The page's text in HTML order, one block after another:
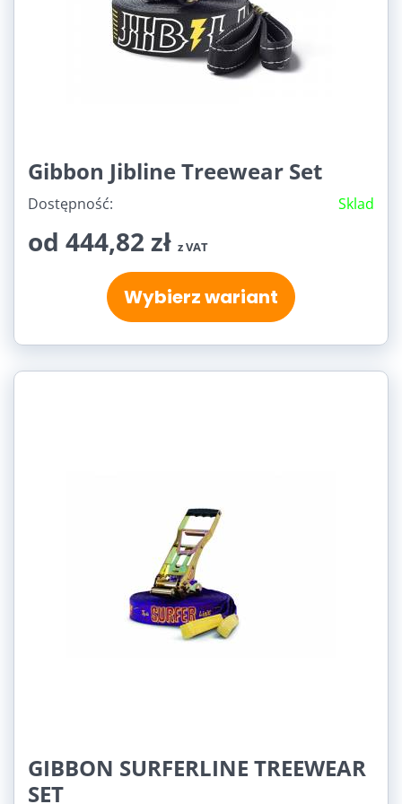
Rodinná (12) Freestyle triky (7)
Gibbon Jibline Treewear Set
Dostępność: Sklad
od 444,82 zł z VAT
Wybierz wariant
GIBBON SURFERLINE TREEWEAR
SET